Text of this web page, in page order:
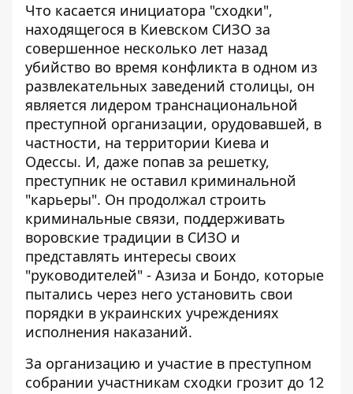
Что касается инициатора "сходки",
находящегося в Киевском СИЗО за
совершенное несколько лет назад
убийство во время конфликта в одном из
развлекательных заведений столицы, он
является лидером транснациональной
преступной организации, орудовавшей, в
частности, на территории Киева и
Одессы. И, даже попав за решетку,
преступник не оставил криминальной
"карьеры". Он продолжал строить
криминальные связи, поддерживать
воровские традиции в СИЗО и
представлять интересы своих
"руководителей" - Азиза и Бондо, которые
пытались через него установить свои
порядки в украинских учреждениях
исполнения наказаний.
За организацию и участие в преступном
собрании участникам сходки грозит до 12